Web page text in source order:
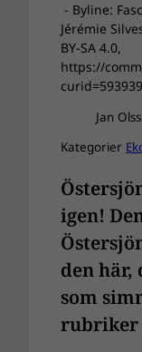
- Byline:
Jérémie
BY-SA 4.0,
https://
Jan
Kategorier
igen!
den här,
som
rubriker